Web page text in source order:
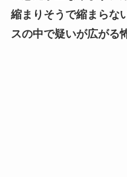
縮まりそうで縮まらな
スの中で疑いが広がる